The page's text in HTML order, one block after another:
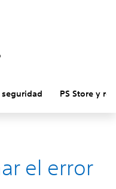
PS Store y
el error